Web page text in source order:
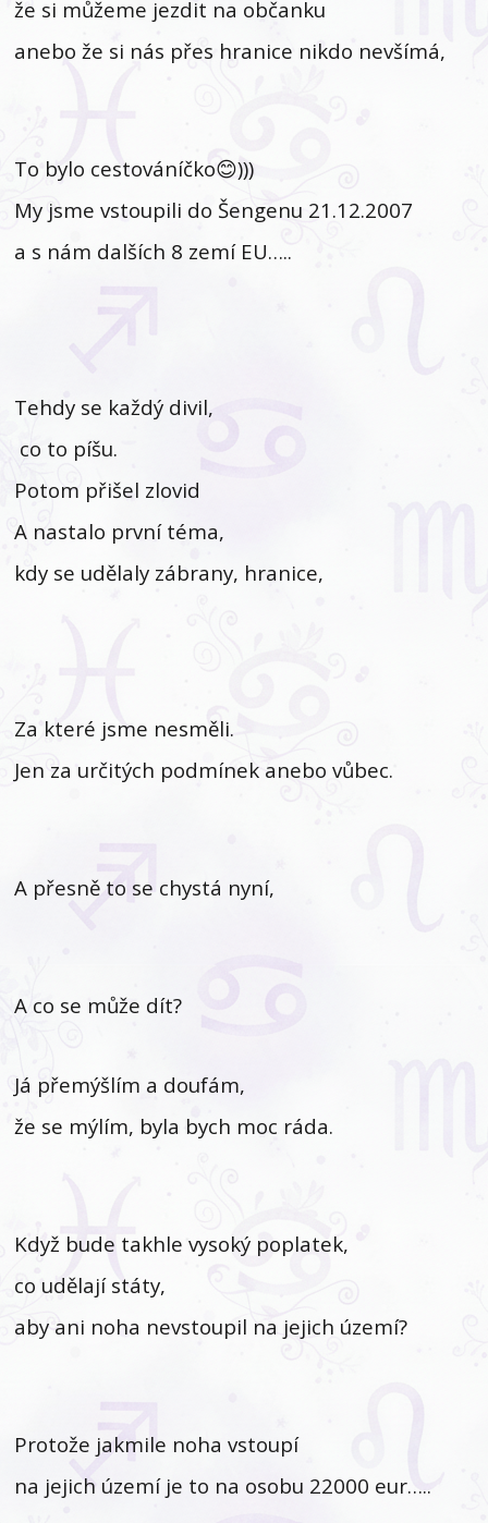
že si můžeme jezdit na občanku
anebo že si nás přes hranice nikdo nevšímá,
To bylo cestováníčko😊)))
My jsme vstoupili do Šengenu 21.12.2007
a s nám dalších 8 zemí EU…..
Tehdy se každý divil,
co to píšu.
Potom přišel zlovid
A nastalo první téma,
kdy se udělaly zábrany, hranice,
Za které jsme nesměli.
Jen za určitých podmínek anebo vůbec.
A přesně to se chystá nyní,
A co se může dít?
Já přemýšlím a doufám,
že se mýlím, byla bych moc ráda.
Když bude takhle vysoký poplatek,
co udělají státy,
aby ani noha nevstoupil na jejich území?
Protože jakmile noha vstoupí
na jejich území je to na osobu 22000 eur…..